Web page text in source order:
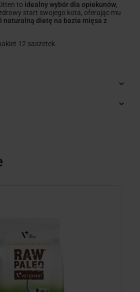
to idealny wybór dla opiekunów,
start swojego kota, oferując mu
naturalną dietę na bazie mięsa z
12 saszetek.